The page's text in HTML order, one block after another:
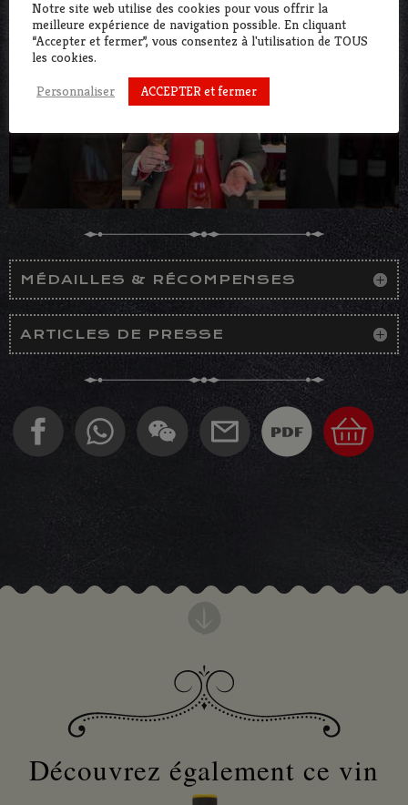
MÉDAILLES & RÉCOMPENSES
ARTICLES DE PRESSE
Découvrez également ce vin
Notre site web utilise des cookies pour vous offrir la
meilleure expérience de navigation possible. En cliquant
“Accepter et fermer”, vous consentez à l'utilisation de TOUS
les cookies.
Personnaliser ACCEPTER et fermer